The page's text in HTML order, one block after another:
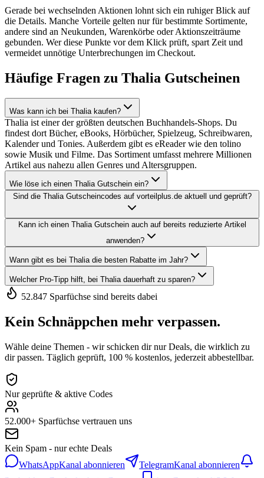
Gerade bei wechselnden Aktionen lohnt sich ein ruhiger Blick auf
die Details. Manche Vorteile gelten nur für bestimmte Sortimente,
andere sind an Neukunden, Warenkörbe oder Aktionszeiträume
gebunden. Wer diese Punkte vor dem Klick prüft, spart Zeit und
vermeidet unnötige Unterbrechungen im Checkout.
Häufige Fragen zu Thalia Gutscheinen
Was kann ich bei Thalia kaufen?
Thalia ist einer der größten deutschen Buchhandels-Shops. Du
findest dort Bücher, eBooks, Hörbücher, Spielzeug, Schreibwaren,
Kalender und Tonies. Außerdem gibt es eReader wie den tolino
sowie Musik und Filme. Das Sortiment umfasst mehrere Millionen
Artikel aus nahezu allen Genres und Altersgruppen.
Wie löse ich einen Thalia Gutschein ein?
Sind die Thalia Gutscheincodes auf vorteilplus.de aktuell und geprüft?
Kann ich einen Thalia Gutschein auch auf bereits reduzierte Artikel
anwenden?
Wann gibt es bei Thalia die besten Rabatte im Jahr?
Welcher Pro-Tipp hilft, bei Thalia dauerhaft zu sparen?
52.847 Sparfüchse sind bereits dabei
Kein Schnäppchen mehr verpassen.
Wähle deine Themen - wir schicken dir nur Deals, die wirklich zu
dir passen. Täglich geprüft, 100 % kostenlos, jederzeit abbestellbar.
Nur geprüfte & aktive Codes
52.000+ Sparfüchse vertrauen uns
Kein Spam - nur echte Deals
WhatsAppKanal abonnieren TelegramKanal abonnieren